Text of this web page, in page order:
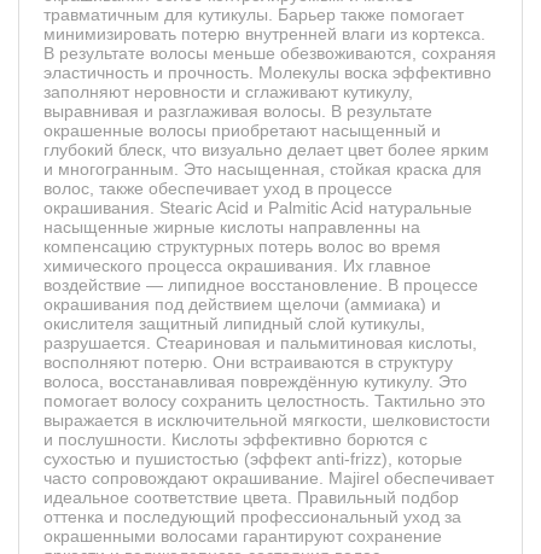
травматичным для кутикулы. Барьер также помогает
минимизировать потерю внутренней влаги из кортекса.
В результате волосы меньше обезвоживаются, сохраняя
эластичность и прочность. Молекулы воска эффективно
заполняют неровности и сглаживают кутикулу,
выравнивая и разглаживая волосы. В результате
окрашенные волосы приобретают насыщенный и
глубокий блеск, что визуально делает цвет более ярким
и многогранным. Это насыщенная, стойкая краска для
волос, также обеспечивает уход в процессе
окрашивания. Stearic Acid и Palmitic Acid натуральные
насыщенные жирные кислоты направленны на
компенсацию структурных потерь волос во время
химического процесса окрашивания. Их главное
воздействие — липидное восстановление. В процессе
окрашивания под действием щелочи (аммиака) и
окислителя защитный липидный слой кутикулы,
разрушается. Стеариновая и пальмитиновая кислоты,
восполняют потерю. Они встраиваются в структуру
волоса, восстанавливая повреждённую кутикулу. Это
помогает волосу сохранить целостность. Тактильно это
выражается в исключительной мягкости, шелковистости
и послушности. Кислоты эффективно борются с
сухостью и пушистостью (эффект anti-frizz), которые
часто сопровождают окрашивание. Majirel обеспечивает
идеальное соответствие цвета. Правильный подбор
оттенка и последующий профессиональный уход за
окрашенными волосами гарантируют сохранение